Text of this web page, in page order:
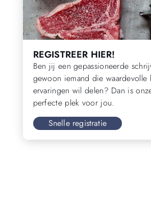
REGISTREER HIER!
Ben jij een gepassioneerde
gewoon iemand die waardevolle
ervaringen wil delen? Dan is
perfecte plek voor jou.
Snelle registratie